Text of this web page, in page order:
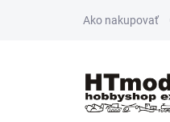
Ako nakupovať